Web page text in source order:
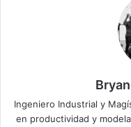
Ingeniero Industrial y
en productividad y